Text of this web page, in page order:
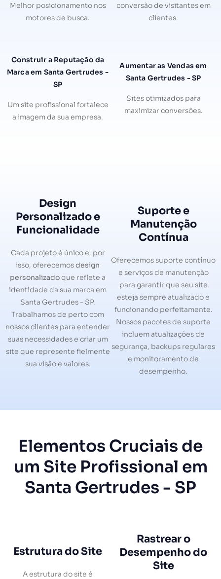
Melhor posicionamento nos
motores de busca.
conversão de visitantes em
clientes.
Construir a Reputação da
Marca em Santa Gertrudes -
SP
Um site profissional fortalece
a imagem da sua empresa.
Aumentar as Vendas em
Santa Gertrudes - SP
Sites otimizados para
maximizar conversões.
Design
Personalizado e
Funcionalidade
Cada projeto é único e, por
isso, oferecemosdesign
personalizadoque reflete a
identidade da sua marca em
Santa Gertrudes – SP.
Trabalhamos de perto com
nossos clientes para entender
suas necessidades e criar um
site que represente fielmente
sua visão e valores.
Suporte e
Manutenção
Contínua
Oferecemos suporte contínuo
e serviços de manutenção
para garantir que seu site
esteja sempre atualizado e
funcionando perfeitamente.
Nossos pacotes de suporte
incluem atualizações de
segurança, backups regulares
e monitoramento de
desempenho.
Elementos Cruciais de
um Site Profissional em
Santa Gertrudes - SP
Estrutura do Site
A estrutura do site é
Rastrear o
Desempenho do
Site